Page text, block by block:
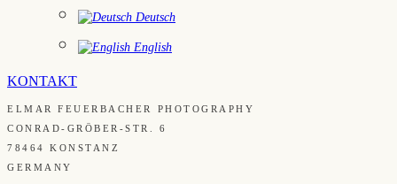
Deutsch
English
KONTAKT
ELMAR FEUERBACHER PHOTOGRAPHY
CONRAD-GRÖBER-STR. 6
78464 KONSTANZ
GERMANY